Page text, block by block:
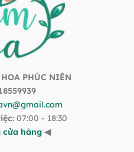
PHÚC NIÊN
07:00 - 18:30
cửa hàng ◀